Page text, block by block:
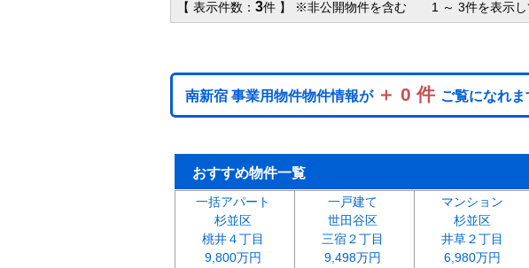
【 表示件数： 3件 】 ※非公開物件を含む 1 ～ 3件を表示し
南新宿 事業用物件物件情報が ＋ 0 件 ご覧になれま
おすすめ物件一覧
一括アパート
杉並区
桃井４丁目
9,800万円
一戸建て
世田谷区
三宿２丁目
9,498万円
マンション
杉並区
井草２丁目
6,980万円